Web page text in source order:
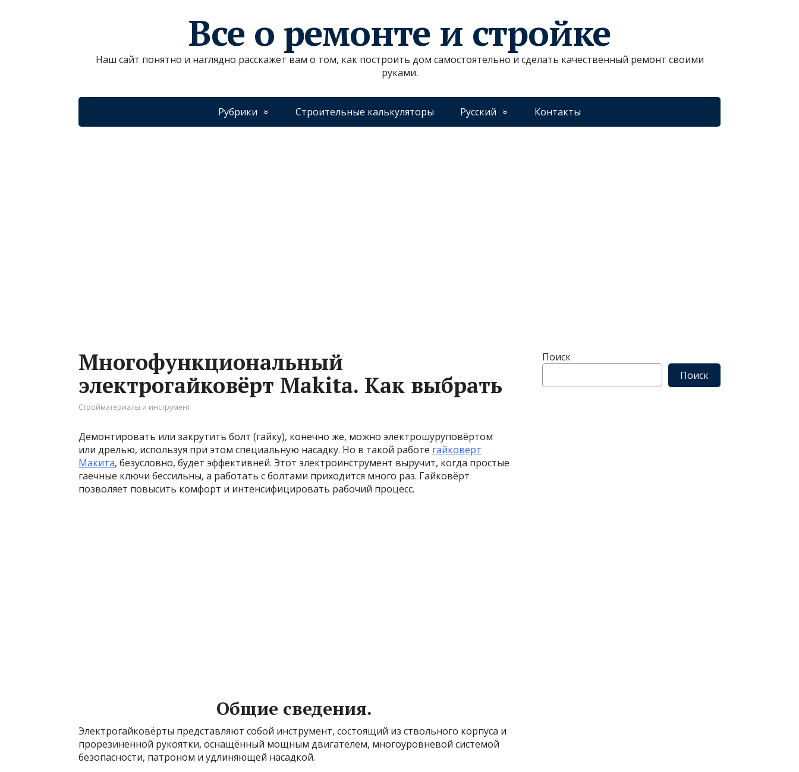
Все о ремонте и стройке
Наш сайт понятно и наглядно расскажет вам о том, как построить дом самостоятельно и сделать качественный ремонт своими
руками.
Рубрики Строительные калькуляторы Русский Контакты
Многофункциональный
электрогайковёрт Makita. Как выбрать
Стройматериалы и инструмент
Демонтировать или закрутить болт (гайку), конечно же, можно электрошуруповёртом
или дрелью, используя при этом специальную насадку. Но в такой работе гайковерт
Макита, безусловно, будет эффективней. Этот электроинструмент выручит, когда простые
гаечные ключи бессильны, а работать с болтами приходится много раз. Гайковёрт
позволяет повысить комфорт и интенсифицировать рабочий процесс.
Общие сведения.
Электрогайковёрты представляют собой инструмент, состоящий из ствольного корпуса и
прорезиненной рукоятки, оснащённый мощным двигателем, многоуровневой системой
безопасности, патроном и удлиняющей насадкой.
Поиск
Поиск